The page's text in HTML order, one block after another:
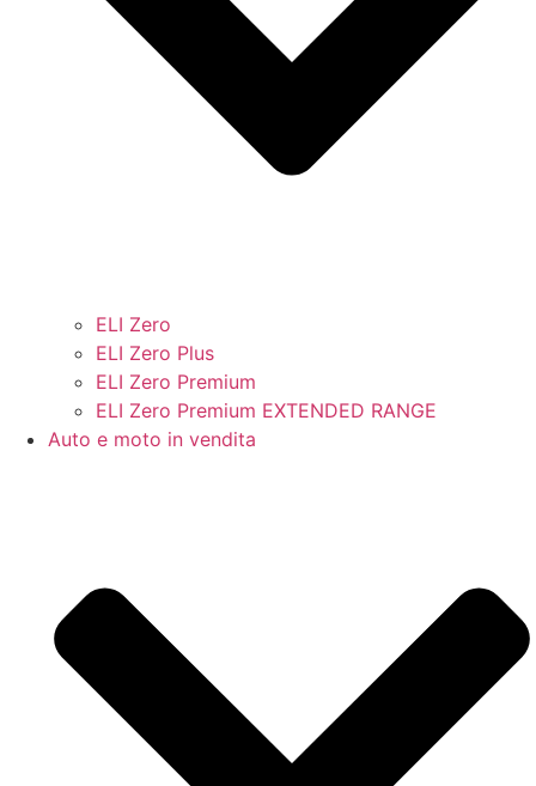
ELI Zero
ELI Zero Plus
ELI Zero Premium
ELI Zero Premium EXTENDED RANGE
Auto e moto in vendita